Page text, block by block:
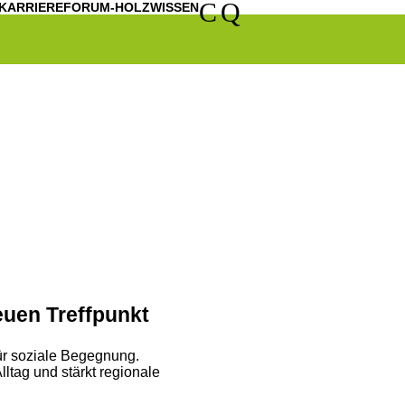
FORUM-HOLZWISSENCQ
Treffpunkt
soziale Begegnung.
und stärkt regionale